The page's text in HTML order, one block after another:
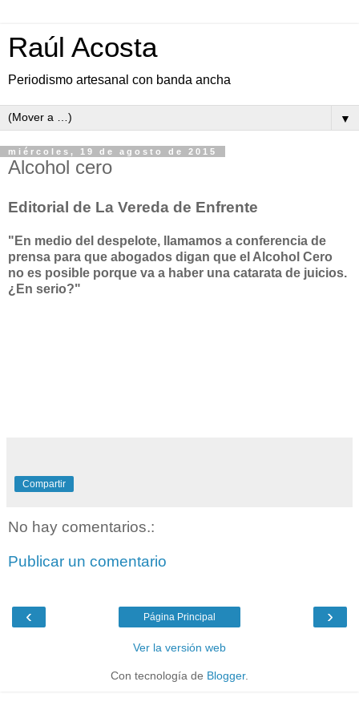
Raúl Acosta
Periodismo artesanal con banda ancha
▼
miércoles, 19 de agosto de 2015
Alcohol cero
Editorial de La Vereda de Enfrente
"En medio del despelote, llamamos a conferencia de
prensa para que abogados digan que el Alcohol Cero
no es posible porque va a haber una catarata de juicios.
¿En serio?"
Compartir
No hay comentarios.:
Publicar un comentario
‹ ›
Página Principal
Ver la versión web
Con tecnología de Blogger.